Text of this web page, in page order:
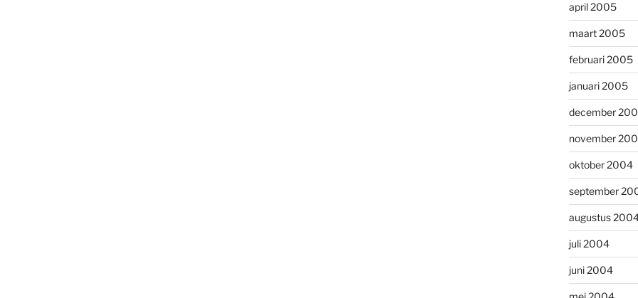
april 2005
maart 2005
februari 2005
januari 2005
december
november
oktober 2004
september
augustus
juli 2004
juni 2004